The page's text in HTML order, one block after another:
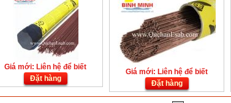
Giá mới: Liên hệ để biết
Đặt hàng
Giá mới: Liên hệ để biết
Đặt hàng